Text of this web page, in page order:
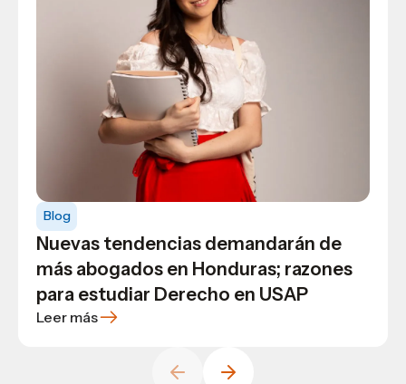
Blog
Nuevas tendencias demandarán de
más abogados en Honduras; razones
para estudiar Derecho en USAP
Leer más
Diferencia el marketing de la
mercadotecnia y descubre cuál es tu
vocación
Leer más
Ventajas de vivir y estudiar en San
Pedro Sula
Leer más